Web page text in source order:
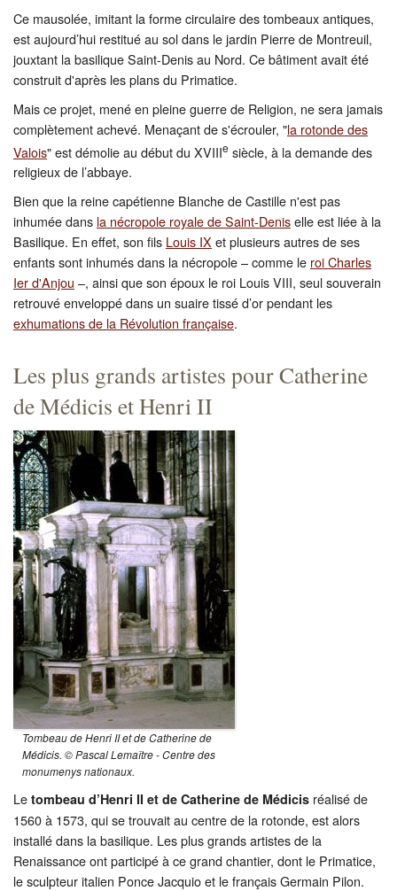
Ce mausolée, imitant la forme circulaire des tombeaux antiques,
est aujourd’hui restitué au sol dans le jardin Pierre de Montreuil,
jouxtant la basilique Saint-Denis au Nord. Ce bâtiment avait été
construit d'après les plans du Primatice.
Mais ce projet, mené en pleine guerre de Religion, ne sera jamais
complètement achevé. Menaçant de s'écrouler, "la rotonde des
Valois" est démolie au début du XVIIIe siècle, à la demande des
religieux de l’abbaye.
Bien que la reine capétienne Blanche de Castille n'est pas
inhumée dans la nécropole royale de Saint-Deniselle est liée à la
Basilique. En effet, son fils Louis IX et plusieurs autres de ses
enfants sont inhumés dans la nécropole – comme le roi Charles
Ier d'Anjou –, ainsi que son époux le roi Louis VIII, seul souverain
retrouvé enveloppé dans un suaire tissé d’or pendant les
exhumations de la Révolution française.
Les plus grands artistes pour Catherine
de Médicis et Henri II
Tombeau de Henri II et de Catherine de
Médicis. © Pascal Lemaître - Centre des
monumenys nationaux.
Le tombeau d’Henri II et de Catherine de Médicis réalisé de
1560 à 1573, qui se trouvait au centre de la rotonde, est alors
installé dans la basilique. Les plus grands artistes de la
Renaissance ont participé à ce grand chantier, dont le Primatice,
le sculpteur italien Ponce Jacquio et le français Germain Pilon.